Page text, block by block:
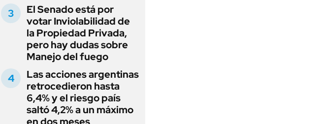
El Senado está por
votar Inviolabilidad de
la Propiedad Privada,
pero hay dudas sobre
Manejo del fuego
Las acciones argentinas
retrocedieron hasta
6,4% y el riesgo país
saltó 4,2% a un máximo